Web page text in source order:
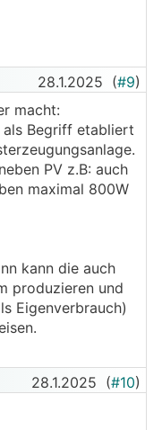
28.1.2025 (#9)
macht:
Begriff etabliert
PV z.B: auch
maximal 800W
kann die auch
produzieren und
Eigenverbrauch)
28.1.2025 (#10)